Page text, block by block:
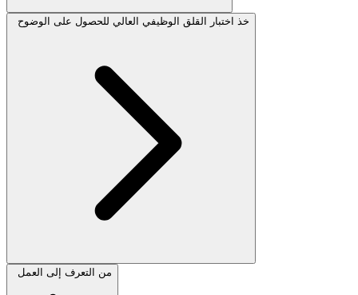
خذ اختبار القلق الوظيفي العالي للحصول على الوضوح
من التعرف إلى العمل